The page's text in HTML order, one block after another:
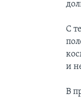
С
и
В